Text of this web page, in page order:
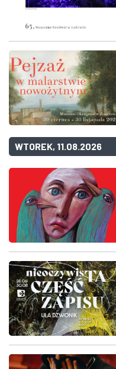
WTOREK, 11.08.2026